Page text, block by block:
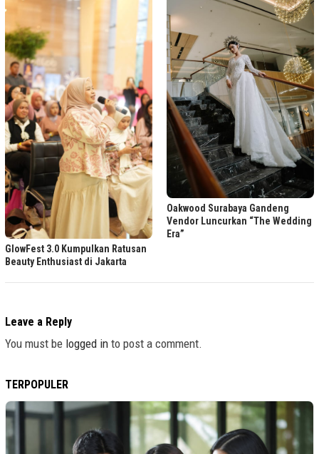
GlowFest 3.0 Kumpulkan Ratusan
Beauty Enthusiast di Jakarta
Oakwood Surabaya Gandeng
Vendor Luncurkan “The Wedding
Era”
Leave a Reply
You must be logged in to post a comment.
TERPOPULER